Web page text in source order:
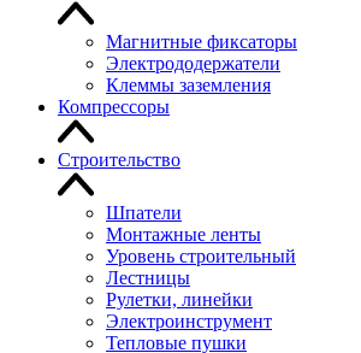
Магнитные фиксаторы
Электрододержатели
Клеммы заземления
Компрессоры
Строительство
Шпатели
Монтажные ленты
Уровень строительный
Лестницы
Рулетки, линейки
Электроинструмент
Тепловые пушки